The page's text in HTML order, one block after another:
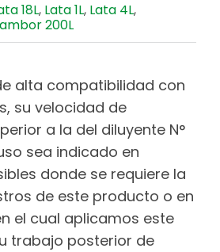
18L, Lata 1L, Lata 4L,
200L
alta compatibilidad con
su velocidad de
a la del diluyente N°
sea indicado en
donde se requiere la
de este producto o en
el cual aplicamos este
trabajo posterior de